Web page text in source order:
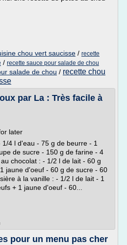
chou vert saucisse / recette
/ recette sauce pour salade de chou
salade de chou / recette chou
par La : Très facile à
later
4 l d'eau - 75 g de beurre - 1
de sucre - 150 g de farine - 4
chocolat : - 1/2 l de lait - 60 g
jaune d'oeuf - 60 g de sucre - 60
à la vanille : - 1/2 l de lait - 1
+ 1 jaune d'oeuf - 60...
pour un menu pas cher